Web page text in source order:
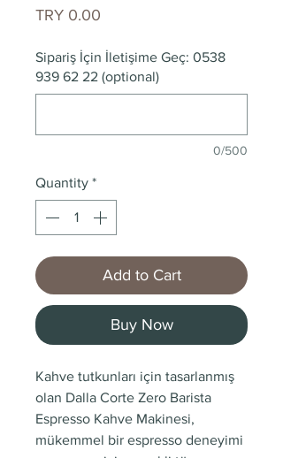
TRY 0.00
Sipariş İçin İletişime Geç: 0538
939 62 22 (optional)
0/500
Quantity *
Add to Cart
Buy Now
Kahve tutkunları için tasarlanmış
olan Dalla Corte Zero Barista
Espresso Kahve Makinesi,
mükemmel bir espresso deneyimi